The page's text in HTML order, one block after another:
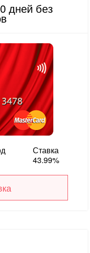
дней без
Ставка
43.99%